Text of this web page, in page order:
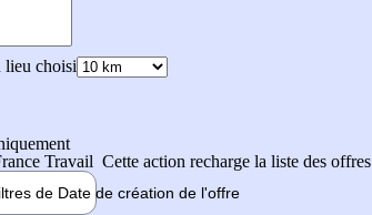
lieu choisi
Travail Cette action recharge la liste des offres
de Date de création de l'offre